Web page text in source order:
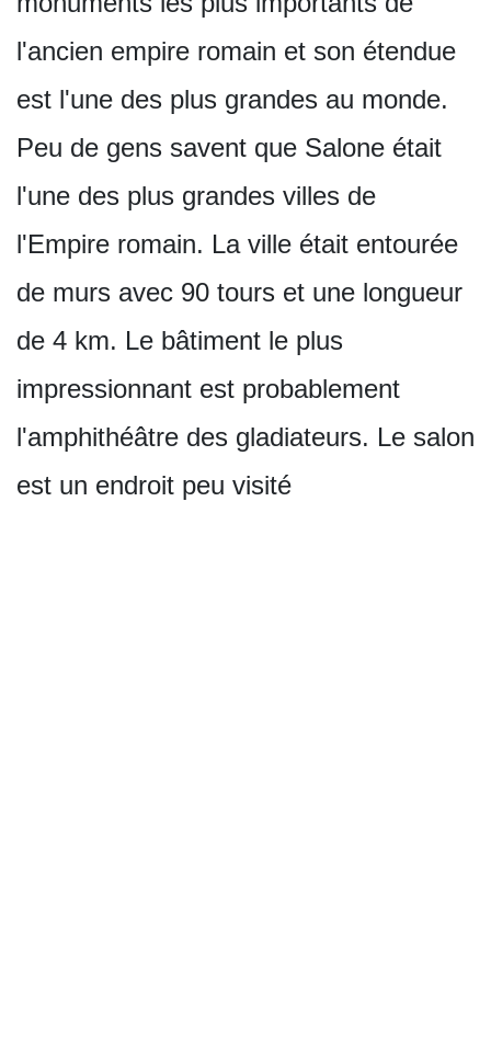
l'ancien empire romain et son étendue
est l'une des plus grandes au monde.
Peu de gens savent que Salone était
l'une des plus grandes villes de
l'Empire romain. La ville était entourée
de murs avec 90 tours et une longueur
de 4 km. Le bâtiment le plus
impressionnant est probablement
l'amphithéâtre des gladiateurs. Le salon
est un endroit peu visité